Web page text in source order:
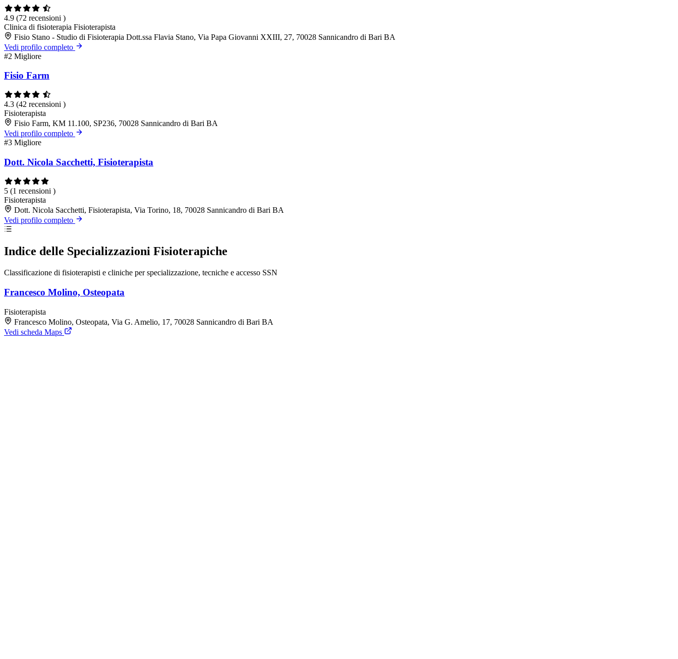
4.9 (72 recensioni )
Clinica di fisioterapia Fisioterapista
Fisio Stano - Studio di Fisioterapia Dott.ssa Flavia Stano, Via Papa Giovanni XXIII, 27, 70028 Sannicandro di Bari BA
Vedi profilo completo
#2 Migliore
Fisio Farm
4.3 (42 recensioni )
Fisioterapista
Fisio Farm, KM 11.100, SP236, 70028 Sannicandro di Bari BA
Vedi profilo completo
#3 Migliore
Dott. Nicola Sacchetti, Fisioterapista
5 (1 recensioni )
Fisioterapista
Dott. Nicola Sacchetti, Fisioterapista, Via Torino, 18, 70028 Sannicandro di Bari BA
Vedi profilo completo
Indice delle Specializzazioni Fisioterapiche
Classificazione di fisioterapisti e cliniche per specializzazione, tecniche e accesso SSN
Francesco Molino, Osteopata
Fisioterapista
Francesco Molino, Osteopata, Via G. Amelio, 17, 70028 Sannicandro di Bari BA
Vedi scheda Maps